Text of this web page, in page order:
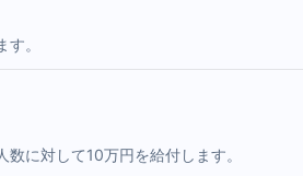
。
に対して10万円を給付します。